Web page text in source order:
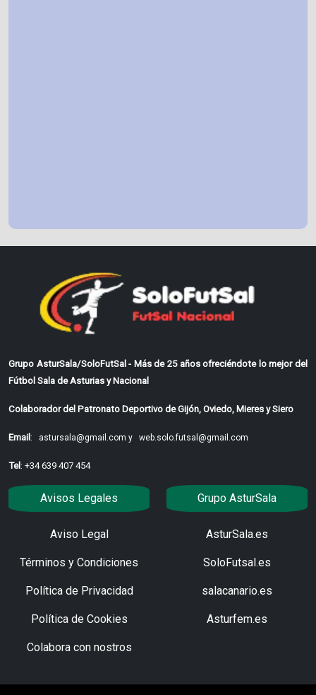
Grupo AsturSala/SoloFutSal - Más de 25 años ofreciéndote lo mejor del
Fútbol Sala de Asturias y Nacional
Colaborador del Patronato Deportivo de Gijón, Oviedo, Mieres y Siero
Email: astursala@gmail.com y web.solo.futsal@gmail.com
Tel: +34 639 407 454
Avisos Legales
Aviso Legal
Términos y Condiciones
Política de Privacidad
Política de Cookies
Colabora con nostros
Grupo AsturSala
AsturSala.es
SoloFutsal.es
salacanario.es
Asturfem.es